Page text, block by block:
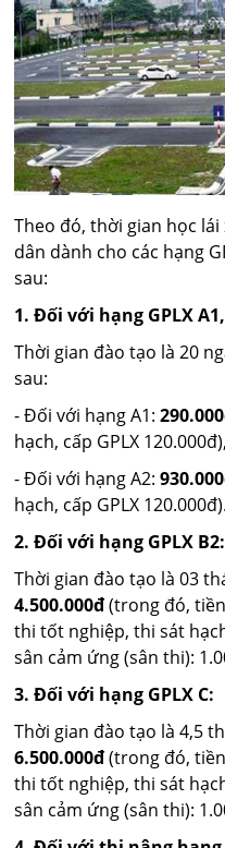
Theo đó, thời gian học
dân dành cho các hạng
sau:
1. Đối với hạng GPLX
Thời gian đào tạo là 20
sau:
- Đối với hạng A1:
hạch, cấp GPLX 120.000đ),
- Đối với hạng A2:
hạch, cấp GPLX 120.000đ).
2. Đối với hạng GPLX B2:
Thời gian đào tạo là 03
4.500.000đ(trong đó,
thi tốt nghiệp, thi sát
sân cảm ứng (sân thi):
3. Đối với hạng GPLX C:
Thời gian đào tạo là 4,5
6.500.000đ(trong đó,
thi tốt nghiệp, thi sát
sân cảm ứng (sân thi):